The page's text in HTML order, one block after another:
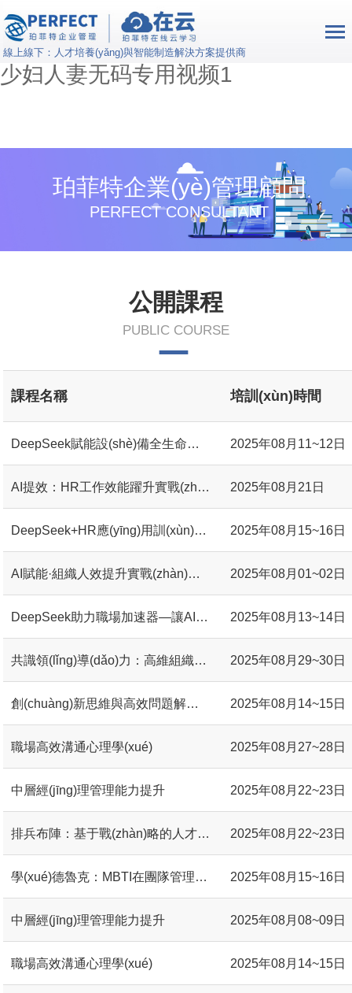
三级片国产小电影在线看_日韩放荡
少妇无码_国产成人久久综合电影_
少妇人妻无码专用视频1
線上線下：人才培養(yǎng)與智能制造解決方案提供商
珀菲特企業(yè)管理顧問
PERFECT CONSULTANT
公開課程
PUBLIC COURSE
課程名稱 培訓(xùn)時間
DeepSeek賦能設(shè)備全生命周期管理# 2025年08月11~12日
AI提效：HR工作效能躍升實戰(zhàn) 2025年08月21日
DeepSeek+HR應(yīng)用訓(xùn)戰(zhàn)班： 用AI提升HR工作效能 2025年08月15~16日
AI賦能·組織人效提升實戰(zhàn)班：定責(zé)定編定崗定額 2025年08月01~02日
DeepSeek助力職場加速器—讓AI成為你的辦公助理 2025年08月13~14日
共識領(lǐng)導(dǎo)力：高維組織戰(zhàn)略與共識管理# 2025年08月29~30日
創(chuàng)新思維與高效問題解決工作坊# 2025年08月14~15日
職場高效溝通心理學(xué) 2025年08月27~28日
中層經(jīng)理管理能力提升 2025年08月22~23日
排兵布陣：基于戰(zhàn)略的人才盤點實踐與梯隊建設(shè) 2025年08月22~23日
學(xué)德魯克：MBTI在團隊管理中的應(yīng)用（團隊打造篇） 2025年08月15~16日
中層經(jīng)理管理能力提升 2025年08月08~09日
職場高效溝通心理學(xué) 2025年08月14~15日